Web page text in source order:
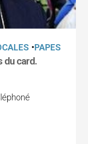
•PAPES
du card.